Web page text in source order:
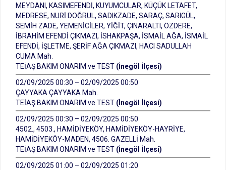
MEYDANI, KASIMEFENDİ, KUYUMCULAR, KÜÇÜK LETAFET,
MEDRESE, NURİ DOĞRUL, SADIKZADE, SARAÇ, SARIGÜL,
SEMİH ZADE, YEMENİCİLER, YİĞİT, ÇINARALTI, ÖZDERE,
İBRAHİM EFENDİ ÇIKMAZI, İSHAKPAŞA, İSMAİL AĞA, İSMAİL
EFENDİ, İŞLETME, ŞERİF AĞA ÇIKMAZI, HACI SADULLAH
CUMA Mah.
TEİAŞ BAKIM ONARIM ve TEST (İnegöl İlçesi)
02/09/2025 00:30 – 02/09/2025 00:50
ÇAYYAKA ÇAYYAKA Mah.
TEİAŞ BAKIM ONARIM ve TEST (İnegöl İlçesi)
02/09/2025 00:30 – 02/09/2025 00:50
4502., 4503., HAMİDİYEKÖY, HAMİDİYEKÖY-HAYRİYE,
HAMİDİYEKÖY-MADEN, 4506. GAZELLİ Mah.
TEİAŞ BAKIM ONARIM ve TEST (İnegöl İlçesi)
02/09/2025 01:00 – 02/09/2025 01:20